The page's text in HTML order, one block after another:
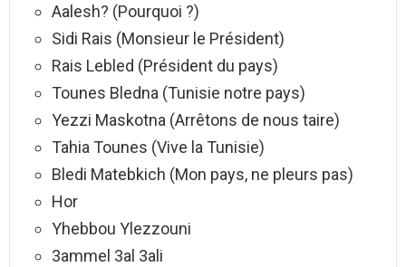
Aalesh? (Pourquoi ?)
Sidi Rais (Monsieur le Président)
Rais Lebled (Président du pays)
Tounes Bledna (Tunisie notre pays)
Yezzi Maskotna (Arrêtons de nous taire)
Tahia Tounes (Vive la Tunisie)
Bledi Matebkich (Mon pays, ne pleurs pas)
Hor
Yhebbou Ylezzouni
3ammel 3al 3ali